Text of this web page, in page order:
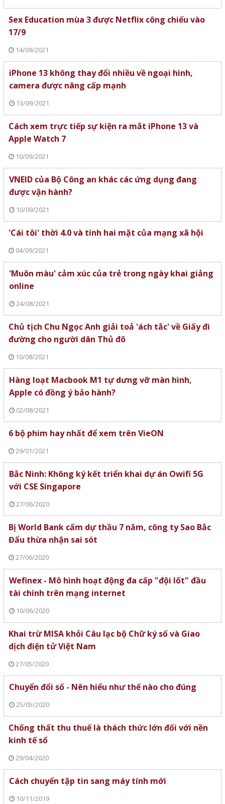
Sex Education mùa 3 được Netflix công chiếu vào
17/9
14/09/2021
iPhone 13 không thay đổi nhiều về ngoại hình,
camera được nâng cấp mạnh
13/09/2021
Cách xem trực tiếp sự kiện ra mắt iPhone 13 và
Apple Watch 7
10/09/2021
VNEID của Bộ Công an khác các ứng dụng đang
được vận hành?
10/09/2021
'Cái tôi' thời 4.0 và tính hai mặt của mạng xã hội
04/09/2021
'Muôn màu' cảm xúc của trẻ trong ngày khai giảng
online
24/08/2021
Chủ tịch Chu Ngọc Anh giải toả 'ách tắc' về Giấy đi
đường cho người dân Thủ đô
10/08/2021
Hàng loạt Macbook M1 tự dưng vỡ màn hình,
Apple có đồng ý bảo hành?
02/08/2021
6 bộ phim hay nhất để xem trên VieON
29/01/2021
Bắc Ninh: Không ký kết triển khai dự án Owifi 5G
với CSE Singapore
27/06/2020
Bị World Bank cấm dự thầu 7 năm, công ty Sao Bắc
Đẩu thừa nhận sai sót
27/06/2020
Wefinex - Mô hình hoạt động đa cấp "đội lốt" đầu
tài chính trên mạng internet
10/06/2020
Khai trừ MISA khỏi Câu lạc bộ Chữ ký số và Giao
dịch điện tử Việt Nam
27/05/2020
Chuyển đổi số - Nên hiểu như thế nào cho đúng
25/05/2020
Chống thất thu thuế là thách thức lớn đối với nền
kinh tế số
29/04/2020
Cách chuyển tập tin sang máy tính mới
10/11/2019